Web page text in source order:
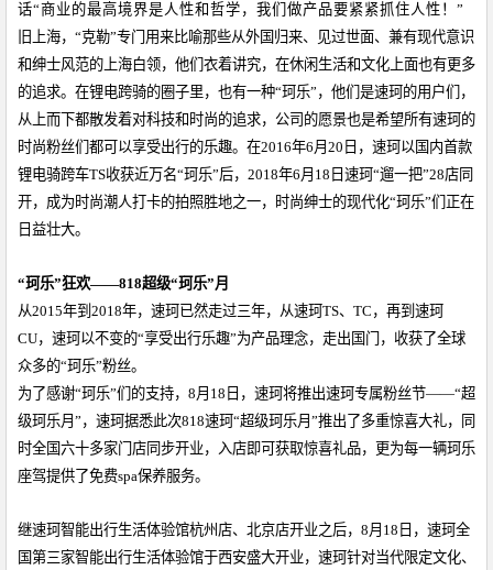
话“商业的最高境界是人性和哲学，我们做产品要紧紧抓住人性！ ”
旧上海， “克勒”专门用来比喻那些从外国归来、见过世面、兼有现代意识
和绅士风范的上海白领，他们衣着讲究，在休闲生活和文化上面也有更多
的追求。在锂电跨骑的圈子里，也有一种“珂乐” ，他们是速珂的用户们，
从上而下都散发着对科技和时尚的追求，公司的愿景也是希望所有速珂的
时尚粉丝们都可以享受出行的乐趣。在2016年6月 20 日，速珂以国内首款
锂电骑跨车TS收获近万名“珂乐”后， 2018年6月 18 日速珂 “遛一把”28店同
开，成为时尚潮人打卡的拍照胜地之一，时尚绅士的现代化“珂乐”们正在
日益壮大。
“珂乐”狂欢——818超级“珂乐”月
从2015年到2018年，速珂已然走过三年，从速珂TS、TC，再到速珂
CU，速珂以不变的“享受出行乐趣”为产品理念，走出国门，收获了全球
众多的“珂乐”粉丝。
为了感谢“珂乐”们的支持， 8月 18 日，速珂将推出速珂专属粉丝节——“超
级珂乐月”， 速珂 据悉此次818速珂“超级珂乐月”推出了多重惊喜大礼，同
时全国六十多家门店同步开业，入店即可获取惊喜礼品，更为每一辆珂乐
座驾提供了免费spa保养服务。
继速珂智能出行生活体验馆杭州店、北京店开业之后，8月18日，速珂全
国第三家智能出行生活体验馆于西安盛大开业，速珂针对当代限定文化、